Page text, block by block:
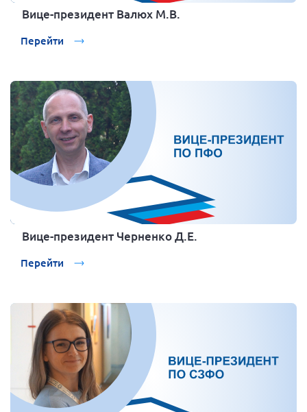
Вице-президент Валюх М.В.
Перейти
Вице-президент Черненко Д.Е.
Перейти